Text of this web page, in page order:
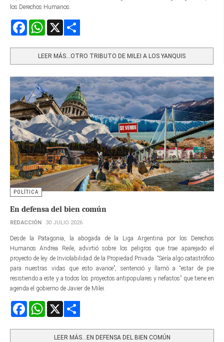
los Derechos Humanos.
FacebookWhatsApp
LEER MÁS…OTRO TRIBUTO DE MILEI A LOS YANQUIS
POLÍTICA
En defensa del bien común
REDACCIÓN 30 JULIO 2026
Desde la Patagonia, la abogada de la Liga Argentina por los Derechos
Humanos Andrea Reile, advirtió sobre los peligros que trae aparejado el
proyecto de ley de Inviolabilidad de la Propiedad Privada. “Sería algo catastrófico
para nuestras vidas que esto avance”, sentenció y llamó a “estar de pie
resistiendo a este y a todos los proyectos antipopulares y nefastos” que tiene en
agenda el gobierno de Javier de Milei.
FacebookWhatsApp
LEER MÁS…EN DEFENSA DEL BIEN COMÚN